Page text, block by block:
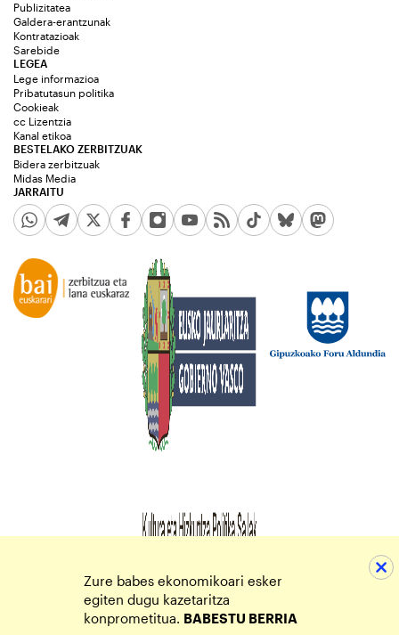
Publizitatea
Galdera-erantzunak
Kontratazioak
Sarebide
JARRAITU
LEGEA
Lege informazioa
Pribatutasun politika
Cookieak
cc Lizentzia
Kanal etikoa
BESTELAKO ZERBITZUAK
Bidera zerbitzuak
Midas Media
Zure babes ekonomikoari esker
egiten dugu kazetaritza
konprometitua. BABESTU BERRIA